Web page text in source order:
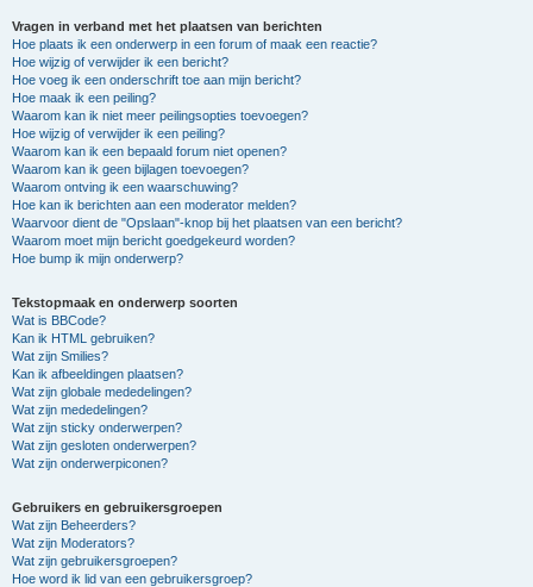
Vragen in verband met het plaatsen van berichten
Hoe plaats ik een onderwerp in een forum of maak een reactie?
Hoe wijzig of verwijder ik een bericht?
Hoe voeg ik een onderschrift toe aan mijn bericht?
Hoe maak ik een peiling?
Waarom kan ik niet meer peilingsopties toevoegen?
Hoe wijzig of verwijder ik een peiling?
Waarom kan ik een bepaald forum niet openen?
Waarom kan ik geen bijlagen toevoegen?
Waarom ontving ik een waarschuwing?
Hoe kan ik berichten aan een moderator melden?
Waarvoor dient de "Opslaan"-knop bij het plaatsen van een bericht?
Waarom moet mijn bericht goedgekeurd worden?
Hoe bump ik mijn onderwerp?
Tekstopmaak en onderwerp soorten
Wat is BBCode?
Kan ik HTML gebruiken?
Wat zijn Smilies?
Kan ik afbeeldingen plaatsen?
Wat zijn globale mededelingen?
Wat zijn mededelingen?
Wat zijn sticky onderwerpen?
Wat zijn gesloten onderwerpen?
Wat zijn onderwerpiconen?
Gebruikers en gebruikersgroepen
Wat zijn Beheerders?
Wat zijn Moderators?
Wat zijn gebruikersgroepen?
Hoe word ik lid van een gebruikersgroep?